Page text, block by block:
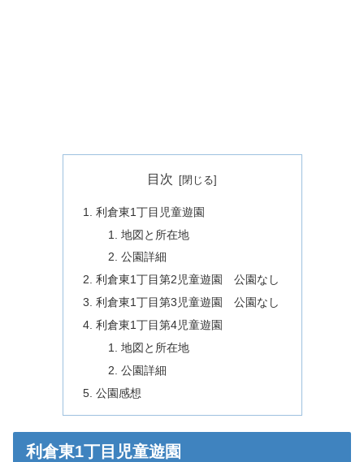
目次
利倉東1丁目児童遊園
地図と所在地
公園詳細
利倉東1丁目第2児童遊園 公園なし
利倉東1丁目第3児童遊園 公園なし
利倉東1丁目第4児童遊園
地図と所在地
公園詳細
公園感想
利倉東1丁目児童遊園